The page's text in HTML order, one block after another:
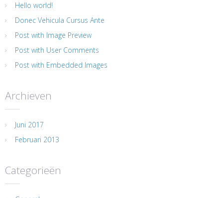
Hello world!
Donec Vehicula Cursus Ante
Post with Image Preview
Post with User Comments
Post with Embedded Images
Archieven
Juni 2017
Februari 2013
Categorieën